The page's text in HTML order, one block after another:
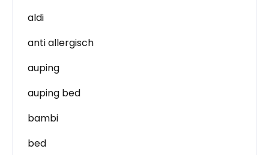
aldi
anti allergisch
auping
auping bed
bambi
bed